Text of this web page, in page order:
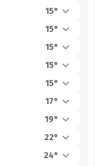
15°
15°
15°
15°
15°
17°
19°
22°
24°